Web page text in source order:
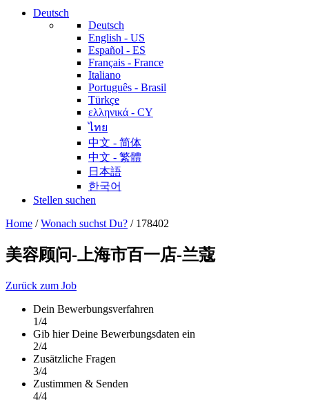
Deutsch
Deutsch
English - US
Español - ES
Français - France
Italiano
Português - Brasil
Türkçe
ελληνικά - CY
ไทย
中文 - 简体
中文 - 繁體
日本語
한국어
Stellen suchen
Home /Wonach suchst Du? / 178402
美容顾问-上海市百一店-兰蔻
Zurück zum Job
Dein Bewerbungsverfahren
1/4
Gib hier Deine Bewerbungsdaten ein
2/4
Zusätzliche Fragen
3/4
Zustimmen & Senden
4/4